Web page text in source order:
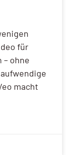
für
– ohne
macht